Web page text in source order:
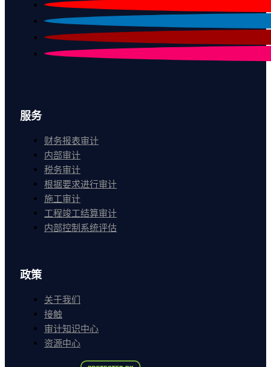
服务
财务报表审计
内部审计
税务审计
根据要求进行审计
施工审计
工程竣工结算审计
内部控制系统评估
政策
关于我们
接触
审计知识中心
资源中心